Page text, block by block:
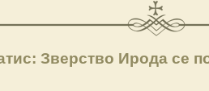
Зверство Ирода се